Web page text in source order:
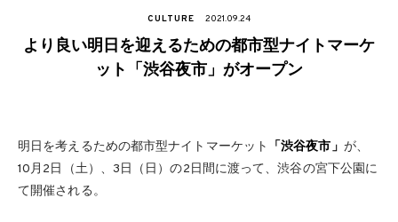
CULTURE 2021.09.24
より良い明日を迎えるための都市型ナイトマーケ
ット「渋谷夜市」がオープン
明日を考えるための都市型ナイトマーケット 「渋谷夜市」 が、
10月2日（土）、3日（日）の2日間に渡って、渋谷の宮下公園に
て開催される。